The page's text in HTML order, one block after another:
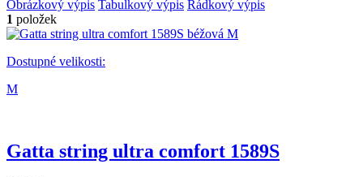
Obrázkový výpis Tabulkový výpis Řádkový výpis
1 položek
Dostupné velikosti:
M
Gatta string ultra comfort 1589S